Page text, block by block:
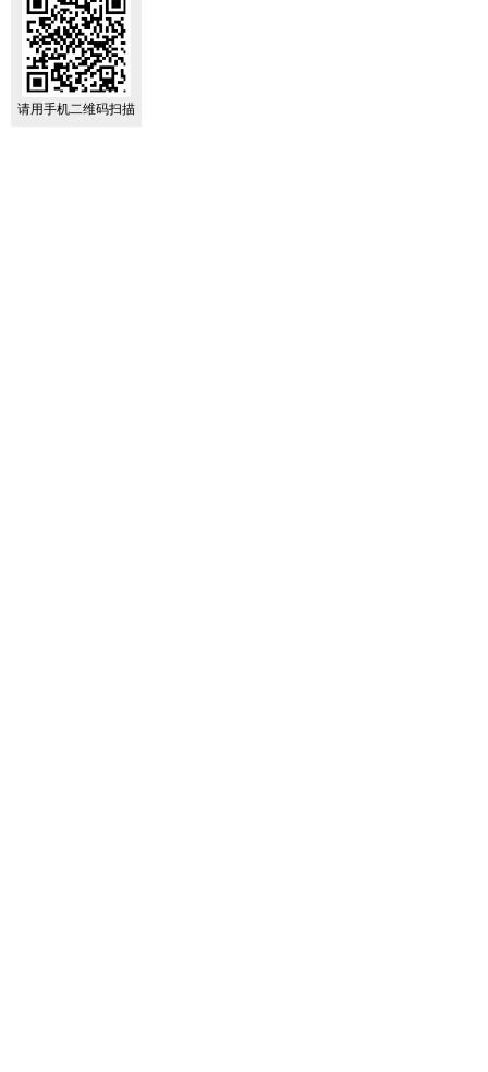
请用手机二维码扫描